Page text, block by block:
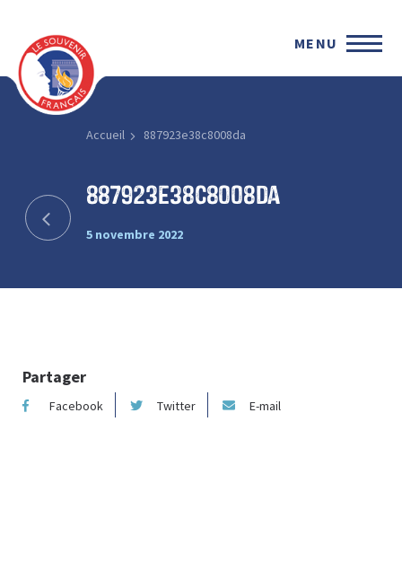
MENU
Accueil 887923e38c8008da
887923e38c8008da
5 novembre 2022
Partager
Facebook Twitter E-mail